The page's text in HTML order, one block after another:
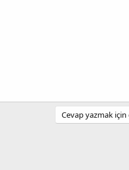
Cevap yazmak